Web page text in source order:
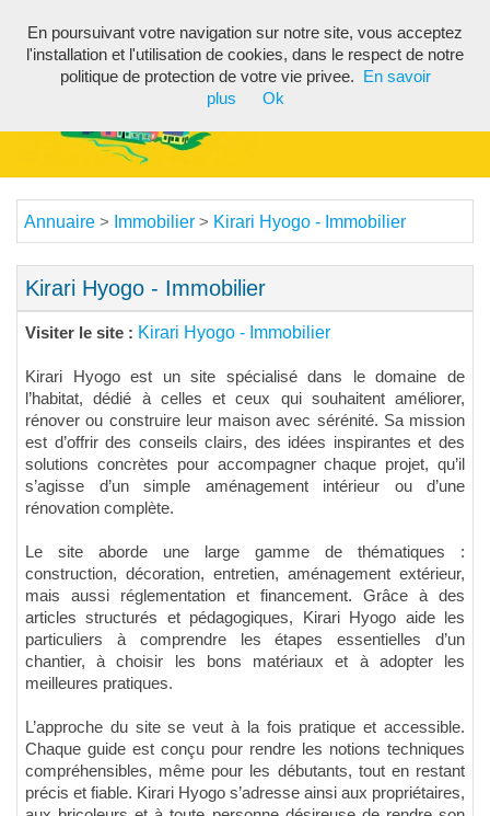
Annuaire > Immobilier > Kirari Hyogo - Immobilier
Kirari Hyogo - Immobilier
Visiter le site : Kirari Hyogo - Immobilier
Kirari Hyogo est un site spécialisé dans le domaine de
l’habitat, dédié à celles et ceux qui souhaitent améliorer,
rénover ou construire leur maison avec sérénité. Sa mission
est d’offrir des conseils clairs, des idées inspirantes et des
solutions concrètes pour accompagner chaque projet, qu’il
s’agisse d’un simple aménagement intérieur ou d’une
rénovation complète.
Le site aborde une large gamme de thématiques :
construction, décoration, entretien, aménagement extérieur,
mais aussi réglementation et financement. Grâce à des
articles structurés et pédagogiques, Kirari Hyogo aide les
particuliers à comprendre les étapes essentielles d’un
chantier, à choisir les bons matériaux et à adopter les
meilleures pratiques.
L’approche du site se veut à la fois pratique et accessible.
Chaque guide est conçu pour rendre les notions techniques
compréhensibles, même pour les débutants, tout en restant
précis et fiable. Kirari Hyogo s’adresse ainsi aux propriétaires,
En poursuivant votre navigation sur notre site, vous acceptez
l'installation et l'utilisation de cookies, dans le respect de notre
politique de protection de votre vie privee.
En savoir
plus
Ok